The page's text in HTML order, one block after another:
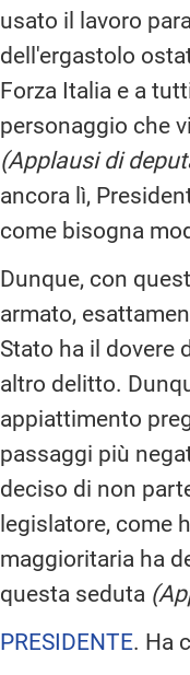
usato il lavoro
dell'ergastolo
Forza Italia e a
personaggio che
(Applausi di
ancora lì,
come bisogna
Dunque, con
armato,
Stato ha il dovere
altro delitto.
appiattimento
passaggi più
deciso di non
legislatore, come
maggioritaria ha
questa seduta
PRESIDENTE. Ha